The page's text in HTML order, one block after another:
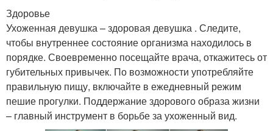
Здоровье
Ухоженная девушка – здоровая девушка . Следите,
чтобы внутреннее состояние организма находилось в
порядке. Своевременно посещайте врача, откажитесь от
губительных привычек. По возможности употребляйте
правильную пищу, включайте в ежедневный режим
пешие прогулки. Поддержание здорового образа жизни
– главный инструмент в борьбе за ухоженный вид.